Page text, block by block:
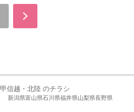
甲信越・北陸 のチラシ
新潟県富山県石川県福井県山梨県長野県